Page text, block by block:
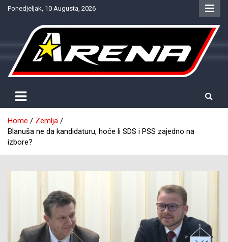
SkipPonedjeljak, 10 Augusta, 2026
NTV Arena
Home
Zemlja
Blanuša ne da kandidaturu, hoće li SDS i PSS zajedno na
izbore?